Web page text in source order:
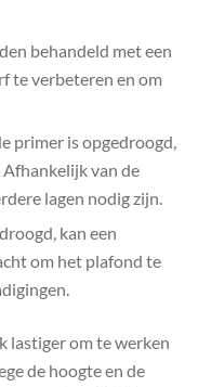
behandeld met een
te verbeteren en om
primer is opgedroogd,
van de
lagen nodig zijn.
kan een
om het plafond te
lastiger om te werken
de hoogte en de